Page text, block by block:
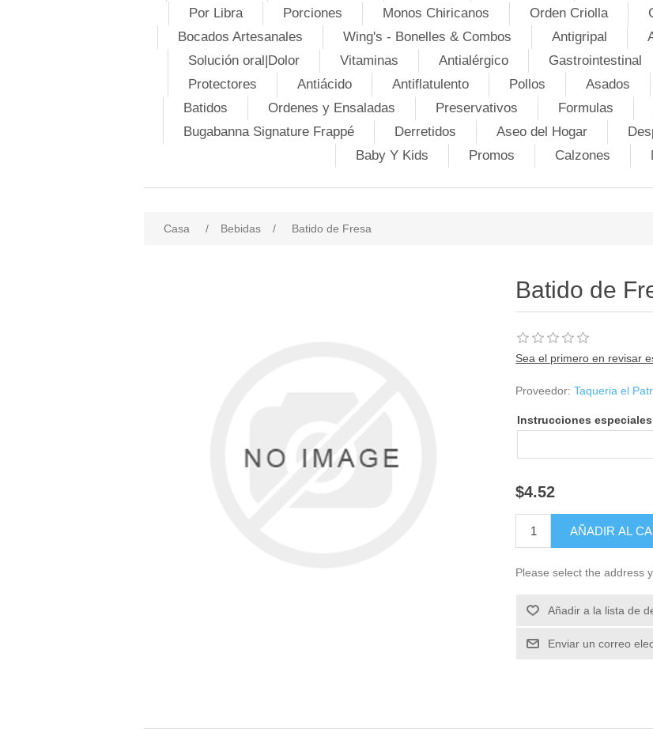
Por Libra
Porciones Monos Chiricanos Orden Criolla
Bocados Artesanales
Wing's - Bonelles & Combos Antigripal
Solución oral|Dolor
Vitaminas Antialérgico Gastrointestinal
Protectores
Antiácido Antiflatulento Pollos Asados
Batidos
Ordenes y Ensaladas Preservativos Formulas
Bugabanna Signature Frappé
Derretidos Aseo del Hogar
Baby Y Kids
Promos Calzones
Casa / Bebidas / Batido de Fresa
Batido de
Sea el primero en revisar
Proveedor: Taqueria el
Instrucciones especiales
$4.52
Please select the address